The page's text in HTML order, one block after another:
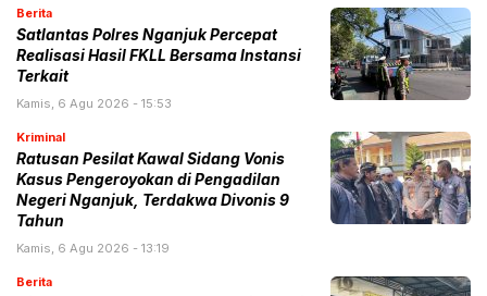
Berita
Satlantas Polres Nganjuk Percepat
Realisasi Hasil FKLL Bersama Instansi
Terkait
Kamis, 6 Agu 2026 - 15:53
Kriminal
Ratusan Pesilat Kawal Sidang Vonis
Kasus Pengeroyokan di Pengadilan
Negeri Nganjuk, Terdakwa Divonis 9
Tahun
Kamis, 6 Agu 2026 - 13:19
Berita